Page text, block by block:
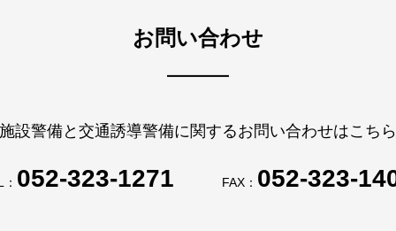
お問い合わせ
施設警備と交通誘導警備に関するお問い合わせはこちら
052-323-1271 FAX： 052-323-